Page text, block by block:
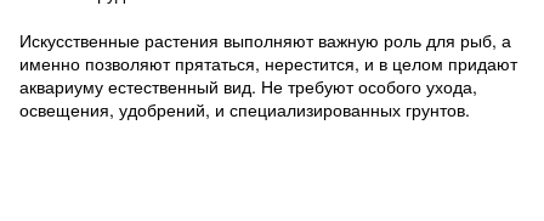
Искусственные растения выполняют важную роль для рыб, а
именно позволяют прятаться, нерестится, и в целом придают
аквариуму естественный вид. Не требуют особого ухода,
освещения, удобрений, и специализированных грунтов.